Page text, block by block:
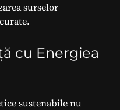
surselor
cu Energiea
sustenabile nu